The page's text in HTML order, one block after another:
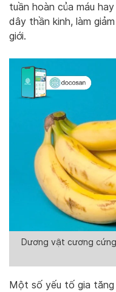
tuần hoàn của máu
dây thần kinh, làm
giới.
Dương vật cương
Một số yếu tố gia